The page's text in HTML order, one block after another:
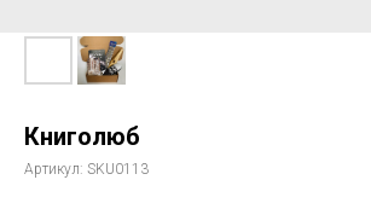
Книголюб
Артикул: SKU0113